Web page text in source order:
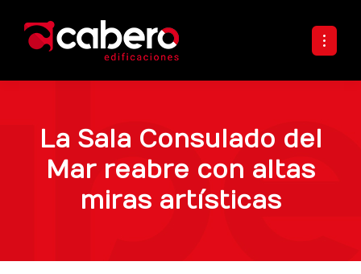
La Sala Consulado del
Mar reabre con altas
miras artísticas